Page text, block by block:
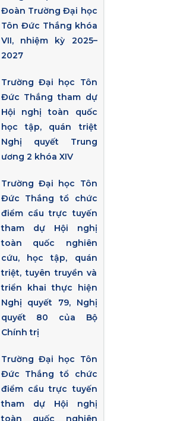
Đoàn Trường Đại học
Tôn Đức Thắng khóa
VII, nhiệm kỳ 2025–
2027
Trường Đại học Tôn
Đức Thắng tham dự
Hội nghị toàn quốc
học tập, quán triệt
Nghị quyết Trung
ương 2 khóa XIV
Trường Đại học Tôn
Đức Thắng tổ chức
điểm cầu trực tuyến
tham dự Hội nghị
toàn quốc nghiên
cứu, học tập, quán
triệt, tuyên truyền và
triển khai thực hiện
Nghị quyết 79, Nghị
quyết 80 của Bộ
Chính trị
Trường Đại học Tôn
Đức Thắng tổ chức
điểm cầu trực tuyến
tham dự Hội nghị
toàn quốc nghiên